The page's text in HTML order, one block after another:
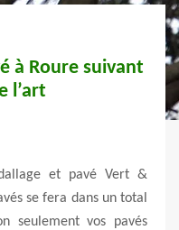
à Roure suivant
l’art
et pavé Vert &
se fera dans un total
seulement vos pavés